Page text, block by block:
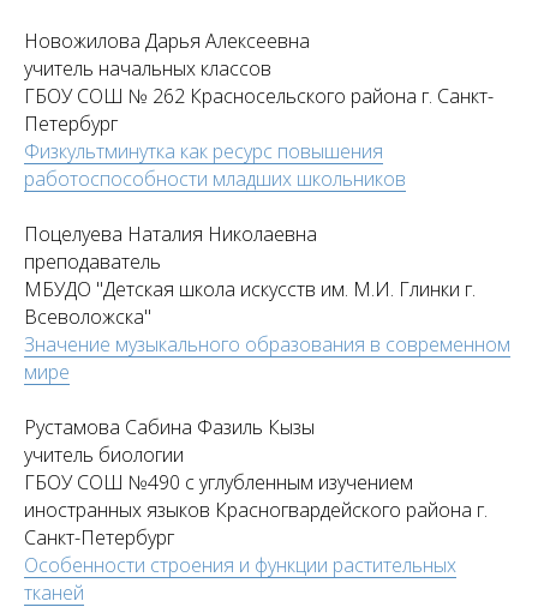
Новожилова Дарья Алексеевна
учитель начальных классов
ГБОУ СОШ № 262 Красносельского района г. Санкт-
Петербург
Физкультминутка как ресурс повышения
работоспособности младших школьников
Поцелуева Наталия Николаевна
преподаватель
МБУДО "Детская школа искусств им. М.И. Глинки г.
Всеволожска"
Значение музыкального образования в современном
мире
Рустамова Сабина Фазиль Кызы
учитель биологии
ГБОУ СОШ №490 с углубленным изучением
иностранных языков Красногвардейского района г.
Санкт-Петербург
Особенности строения и функции растительных
тканей